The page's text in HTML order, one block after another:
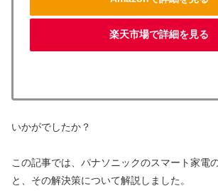
楽天市場で詳細を見る
いかがでしたか？
この記事では、パナソニックのスマート家電
と、その解決策について解説しました。